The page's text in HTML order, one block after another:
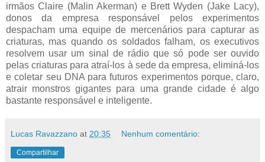
irmãos Claire (Malin Akerman) e Brett Wyden (Jake Lacy),
donos da empresa responsável pelos experimentos
despacham uma equipe de mercenários para capturar as
criaturas, mas quando os soldados falham, os executivos
resolvem usar um sinal de rádio que só pode ser ouvido
pelas criaturas para atraí-los à sede da empresa, eliminá-los
e coletar seu DNA para futuros experimentos porque, claro,
atrair monstros gigantes para uma grande cidade é algo
bastante responsável e inteligente.
Lucas Ravazzano at 20:35 Nenhum comentário:
Compartilhar